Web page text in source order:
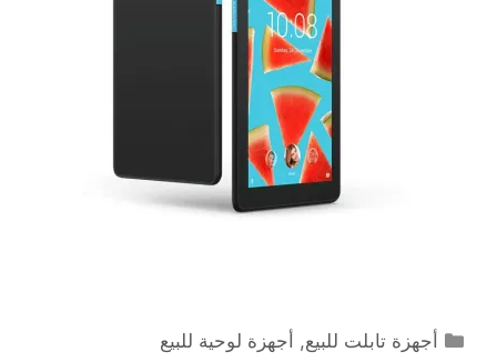
التصنيفات
أجهزة تابلت للبيع, أجهزة لوحية للبيع